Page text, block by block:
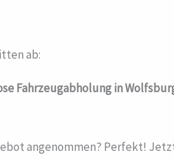
ab:
Fahrzeugabholung in
angenommen? Perfekt!